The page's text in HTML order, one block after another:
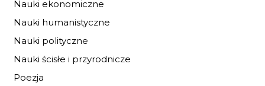
Nauki ekonomiczne
Nauki humanistyczne
Nauki polityczne
Nauki ścisłe i przyrodnicze
Poezja